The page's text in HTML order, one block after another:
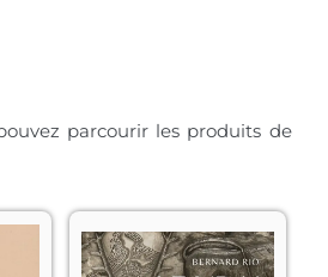
parcourir les produits de